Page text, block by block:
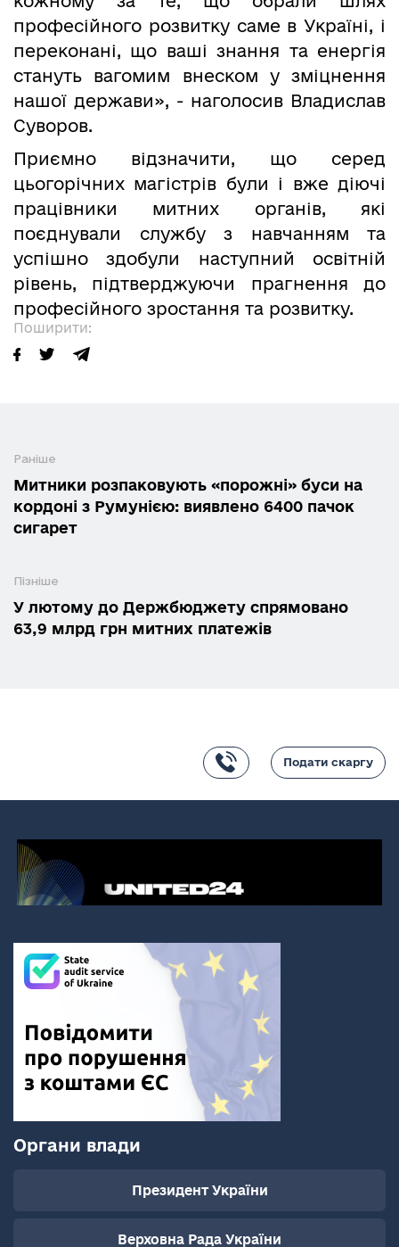
Поширити:
професійного розвитку саме в Україні, і
переконані, що ваші знання та енергія
стануть вагомим внеском у зміцнення
нашої держави», - наголосив Владислав
Суворов.
Приємно відзначити, що серед
цьогорічних магістрів були і вже діючі
працівники митних органів, які
поєднували службу з навчанням та
успішно здобули наступний освітній
рівень, підтверджуючи прагнення до
професійного зростання та розвитку.
Раніше
Митники розпаковують «порожні» буси на
кордоні з Румунією: виявлено 6400 пачок
сигарет
Пізніше
У лютому до Держбюджету спрямовано
63,9 млрд грн митних платежів
Подати скаргу
Органи влади
Президент України
Верховна Рада України